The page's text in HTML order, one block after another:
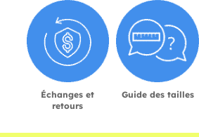
Échanges et
retours
Guide des tailles